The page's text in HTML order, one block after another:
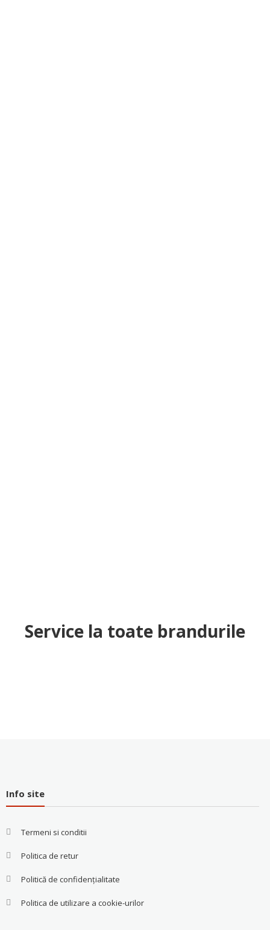
Service la toate brandurile
Info site
Termeni si conditii
Politica de retur
Politică de confidențialitate
Politica de utilizare a cookie-urilor